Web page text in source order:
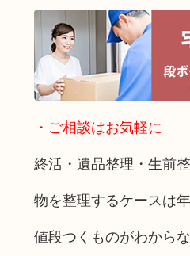
・ご相談はお気軽に
終活・遺品整理・生前
物を整理するケースは
値段つくものがわから